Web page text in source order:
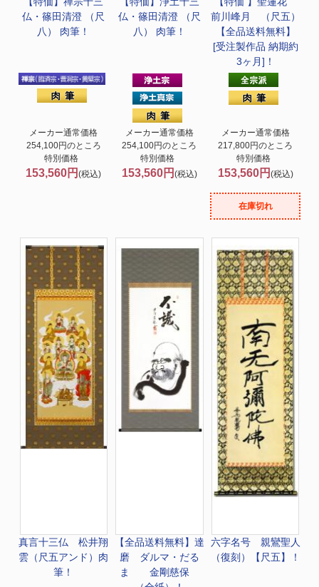
仏・篠田清澄 （尺
八） 肉筆！
メーカー通常価格
254,100円のところ
特別価格
153,560円(税込)
仏・篠田清澄 （尺
八） 肉筆！
メーカー通常価格
254,100円のところ
特別価格
153,560円 (税込)
前川峰月 （尺五）
【全品送料無料】
[受注製作品 納期約
3ヶ月]！
メーカー通常価格
217,800円のところ
特別価格
153,560円 (税込)
在庫切れ
真言十三仏 松井翔
雲（尺五アンド）肉
筆！
【全品送料無料】 達
磨 ダルマ・だる
ま 金剛慈保
六字名号 親鸞聖人
（復刻）【尺五】！